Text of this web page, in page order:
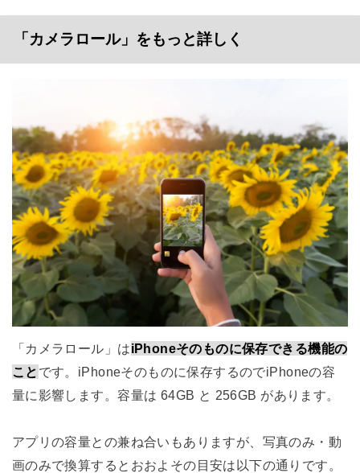
「カメラロール」をもっと詳しく
「カメラロール」はiPhoneそのものに保存できる機能の
こと です。iPhoneそのものに保存するのでiPhoneの容
量に影響します。容量は 64GB と 256GB があります。
アプリの容量との兼ね合いもありますが、写真のみ・動
画のみで換算するとおおよその目安は以下の通りです。